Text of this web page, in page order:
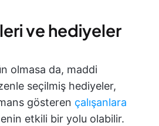
ve hediyeler
olmasa da, maddi
seçilmiş hediyeler,
gösteren çalışanlara
etkili bir yolu olabilir.